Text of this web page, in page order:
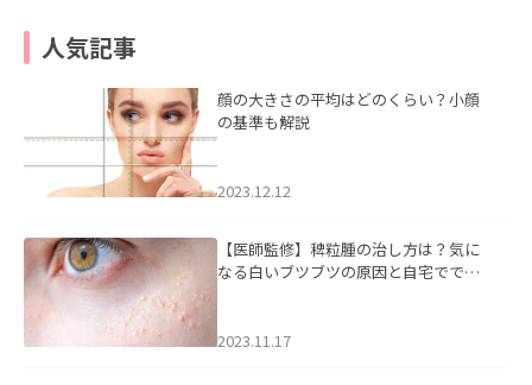
人気記事
顔の大きさの平均はどのくらい？小顔
の基準も解説
2023.12.12
【医師監修】稗粒腫の治し方は？気に
なる白いブツブツの原因と自宅ででき
2023.11.17